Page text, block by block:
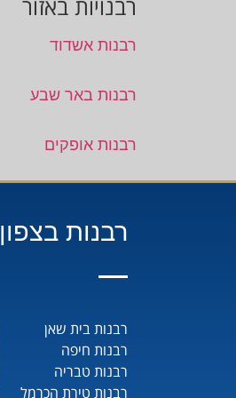
רבנויות באזור
רבנות אשדוד
רבנות באר שבע
רבנות אופקים
רבנות בצפון
רבנות בית שאן
רבנות חיפה
רבנות טבריה
רבנות טירת הכרמל